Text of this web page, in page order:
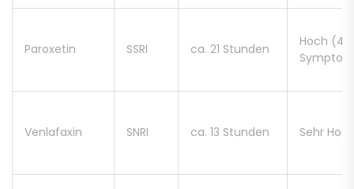
Paroxetin SSRI ca. 21 Stunden
Hoch (44
Venlafaxin SNRI ca. 13 Stunden Sehr